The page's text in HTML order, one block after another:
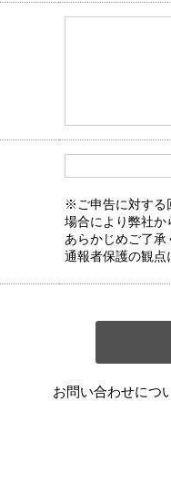
※ご申告に対する
場合により弊社か
あらかじめご了承
通報者保護の観点
お問い合わせにつ